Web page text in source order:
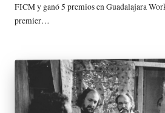
FICM y ganó 5 premios en Guadalajara
premier…